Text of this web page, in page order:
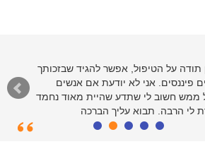
על הטיפול, אפשר להגיד שבזכותך
פיננסים. אני לא יודעת אם אנשים
ממש חשוב לי שתדע שהיית מאוד נחמד
לי הרבה. תבוא עליך הברכה
של האתר - תודות רבות על שירות
על הקלות שבה פתרתם את ענייני
שבאתר. יישר כח